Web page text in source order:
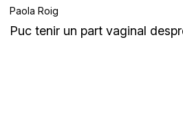
Paola Roig
Puc tenir un part vaginal